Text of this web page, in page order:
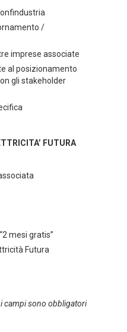
/
imprese associate
al posizionamento
gli stakeholder
FUTURA
mesi gratis”
Futura
campi sono obbligatori